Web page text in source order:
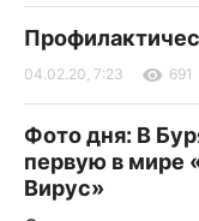
04.02.20, 7:23 691
Фото дня: В
первую в мире
Вирус»